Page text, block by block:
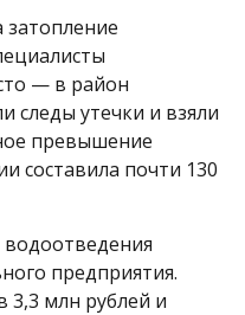
затопление
— в район
следы утечки и взяли
превышение
составила почти 130
предприятия.
3,3 млн рублей и